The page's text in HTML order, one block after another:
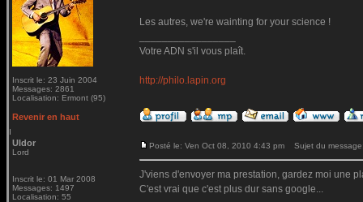
Inscrit le: 23 Juin 2004
Messages: 2861
Localisation: Ermont (95)
Les autres, we're wainting for your science !
Votre ADN s'il vous plaît.
http://philo.lapin.org
Revenir en haut
Uldor
Lord
Inscrit le: 01 Mar 2008
Messages: 1497
Localisation: 55
Posté le: Ven Oct 08, 2010 4:43 pm Sujet du
J'viens d'envoyer ma prestation, gardez moi une
C'est vrai que c'est plus dur sans google...